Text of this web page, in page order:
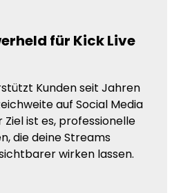
für Kick Live
Kunden seit Jahren
auf Social Media
ist es, professionelle
die deine Streams
wirken lassen.